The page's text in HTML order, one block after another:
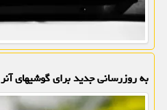
به روزرسانی جدید برای گوشیهای آنر